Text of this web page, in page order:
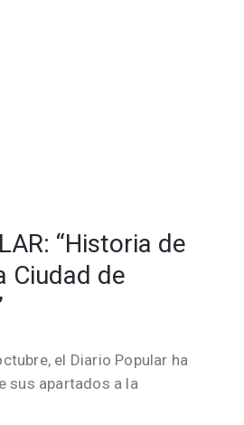
“Historia de
Ciudad de
el Diario Popular ha
sus apartados a la